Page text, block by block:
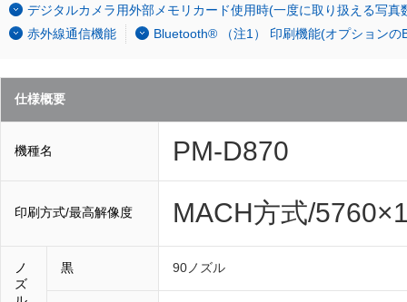
デジタルカメラ用外部メモリカード使用時(一度に取り扱える写
赤外線通信機能
Bluetooth® （注1） 印刷機能(オプション
仕様概要
機種名 PM-D870
印刷方式/最高解像度 MACH方式/
ノ
ズ
黒 90ノズル